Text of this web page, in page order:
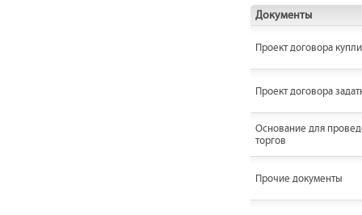
Документы
Проект договора
Проект договора
Основание для
торгов
Прочие документы